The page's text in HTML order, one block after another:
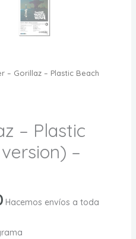
– Gorillaz – Plastic Beach
– Plastic
–
Rango
precios:
Hacemos envíos a toda